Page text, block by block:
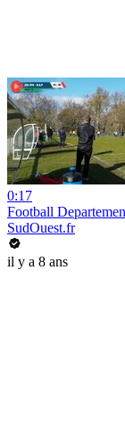
0:17
Football
SudOuest.fr
il y a 8 ans